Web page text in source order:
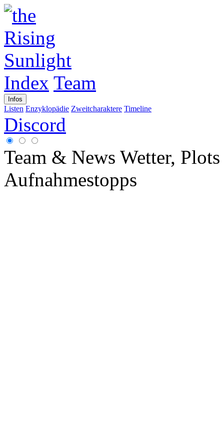
Index Team
Infos
Listen Enzyklopädie Zweitcharaktere Timeline
Discord
Team & News Wetter,
Aufnahmestopps